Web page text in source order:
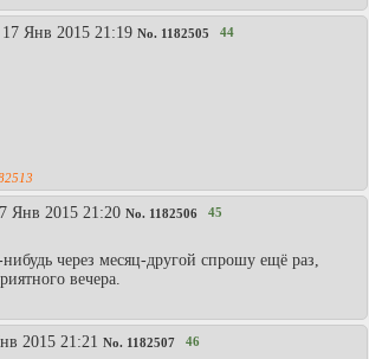
Янв 2015 21:19 No. 1182505 44
Янв 2015 21:20 No. 1182506 45
через месяц-другой спрошу ещё раз,
вечера.
2015 21:21 No. 1182507 46